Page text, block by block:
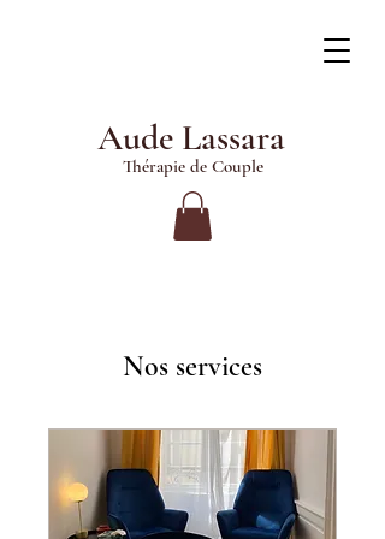
Aude Lassara
Thérapie de Couple
Nos services